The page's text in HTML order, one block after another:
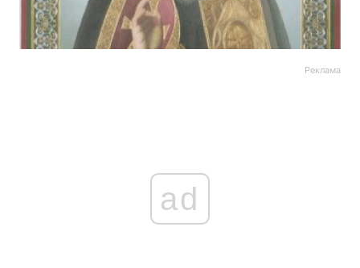
Реклама
ad